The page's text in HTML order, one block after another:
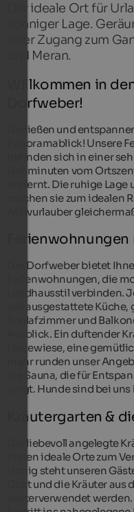
Der ideale Ort für
sonniger Lage.
oder Zugang zum
und Meran.
Willkommen in
Dorfweber!
Genießen und
Panoramablick! Unsere
befinden sich in einer
Gehminuten vom
entfernt. Die ruhige
machen sie zum idealen
Aktivurlauber
Der Dorfweber bietet
Ferienwohnungen, die
Landhausstil verbinden.
voll ausgestattete
Schlafzimmer und
Ausblick. Ein duftender
Liegewiese, eine
mehr runden unser
die Sauna, die für
sorgt. Hunde sind bei
Kräutergarten &
Der liebevoll angelegte
bieten ideale Orte zum
Honig steht unseren
Obst und die Kräuter
weiterverwendet